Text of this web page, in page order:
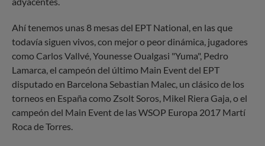
Ahí tenemos unas 8 mesas del EPT National, en las que
todavía siguen vivos, con mejor o peor dinámica, jugadores
como Carlos Vallvé, Younesse Oualgasi "Yuma", Pedro
Lamarca, el campeón del último Main Event del EPT
disputado en Barcelona Sebastian Malec, un clásico de los
torneos en España como Zsolt Soros, Mikel Riera Gaja, o el
campeón del Main Event de las WSOP Europa 2017 Martí
Roca de Torres.